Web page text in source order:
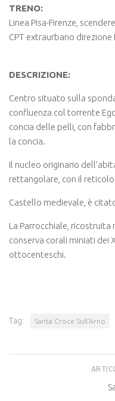
TRENO:
Linea Pisa-Firenze,
CPT extraurbano direzione
DESCRIZIONE:
Centro situato sulla
confluenza col torrente
concia delle pelli, con
la concia.
Il nucleo originario
rettangolare, con il
Castello medievale, è
La Parrocchiale, ricostruita
conserva corali miniati dei
ottocenteschi.
Tag: Santa Croce Sull'Arno